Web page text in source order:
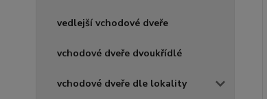
vedlejší vchodové dveře
vchodové dveře dvoukřídlé
vchodové dveře dle lokality